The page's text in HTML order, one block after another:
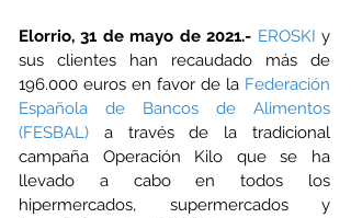
Elorrio, 31 de mayo de 2021.- EROSKI y
sus clientes han recaudado más de
196.000 euros en favor de la Federación
Española de Bancos de Alimentos
(FESBAL) a través de la tradicional
campaña Operación Kilo que se ha
llevado a cabo en todos los
hipermercados, supermercados y